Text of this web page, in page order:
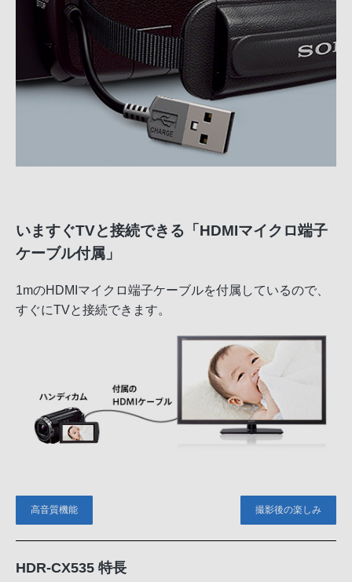
いますぐTVと接続できる「HDMIマイクロ端子
ケーブル付属」
1mのHDMIマイクロ端子ケーブルを付属しているので、
すぐにTVと接続できます。
高音質機能 撮影後の楽しみ
HDR-CX535 特長